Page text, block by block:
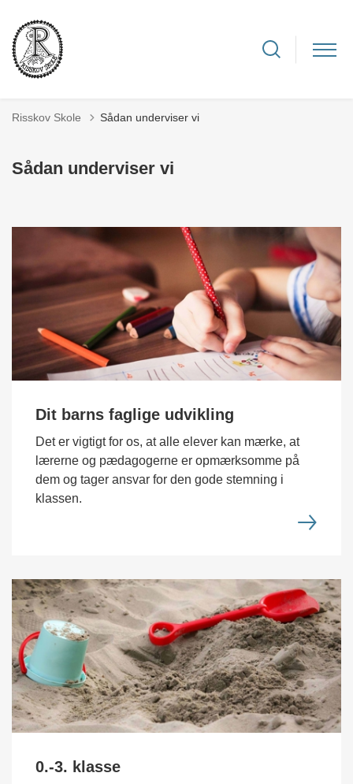
Risskov Skole Sådan underviser vi
Sådan underviser vi
Dit barns faglige udvikling
Det er vigtigt for os, at alle elever kan mærke, at
lærerne og pædagogerne er opmærksomme på
dem og tager ansvar for den gode stemning i
klassen.
0.-3. klasse